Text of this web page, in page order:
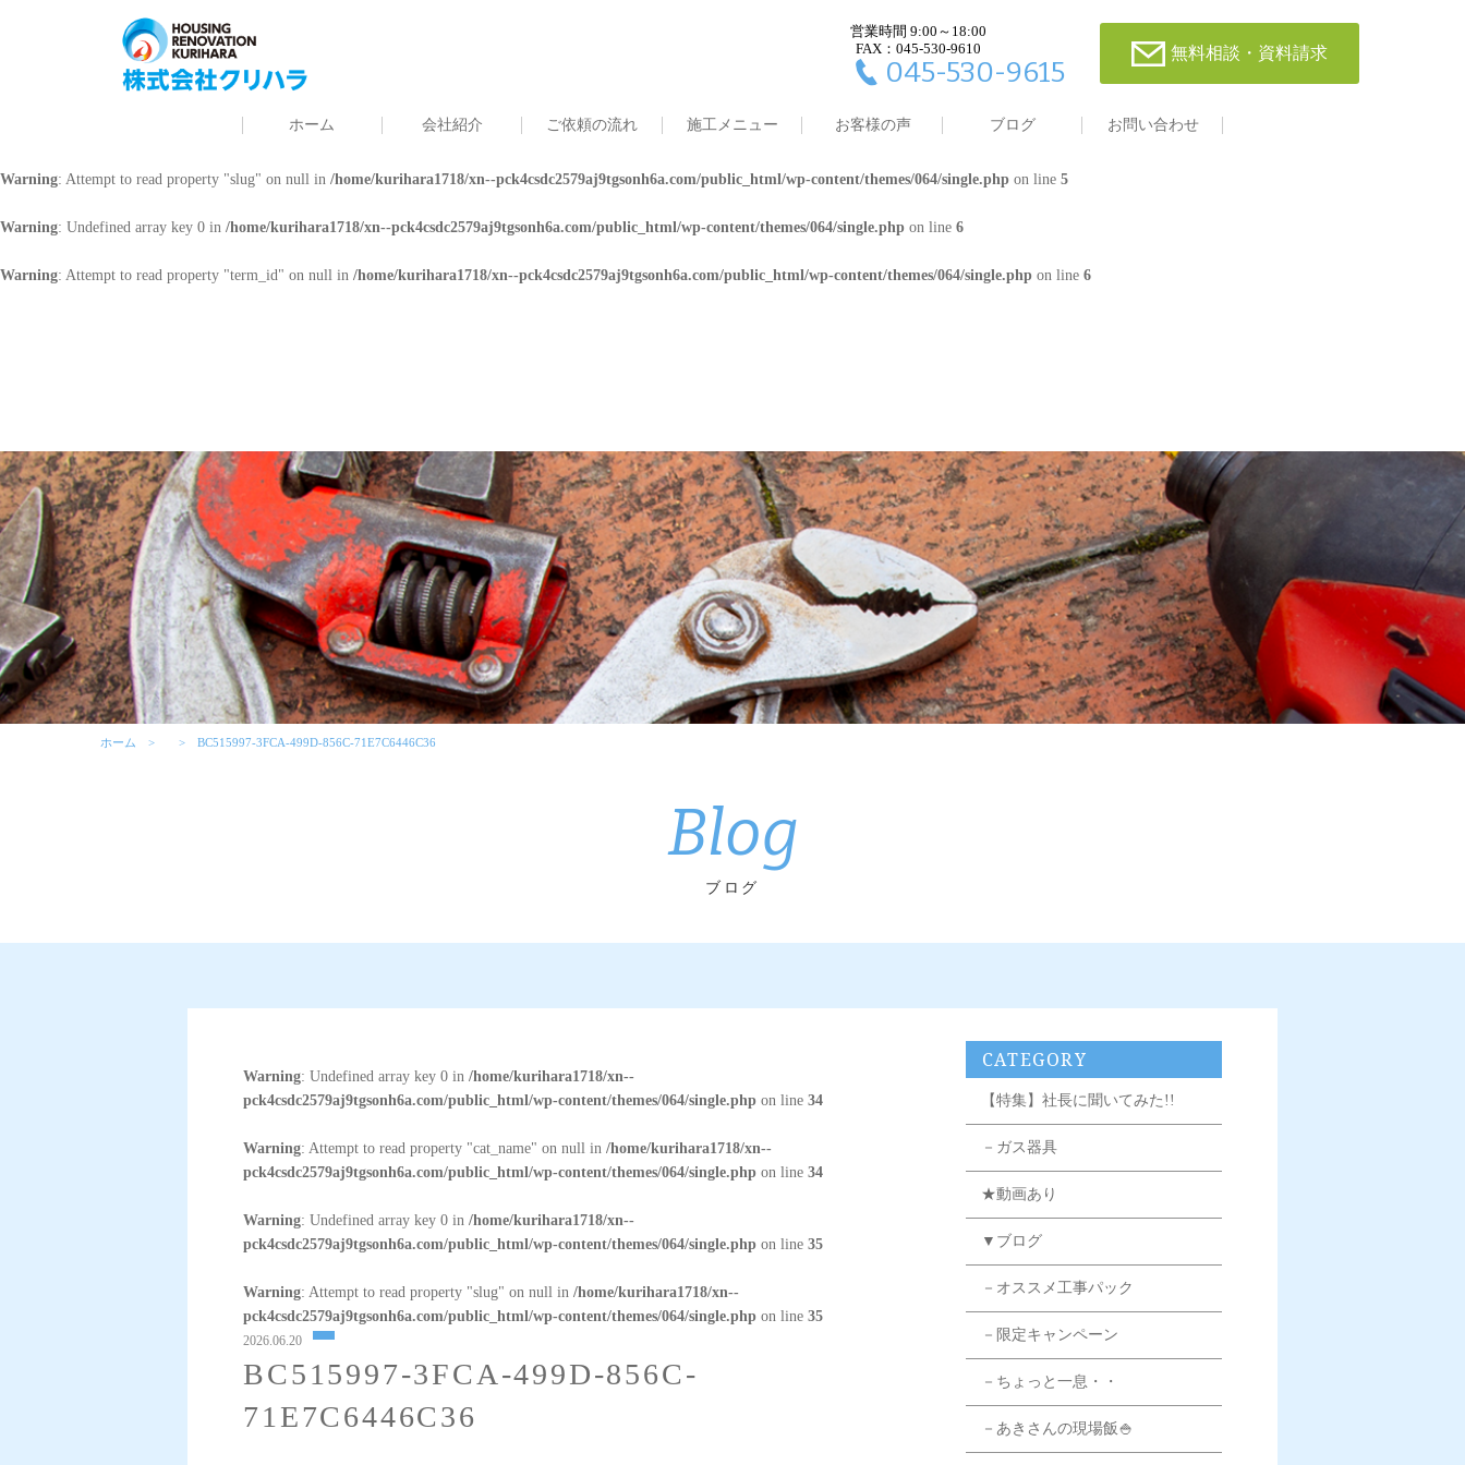
営業時間 9:00～18:00
FAX：045-530-9610
045-530-9615
無料相談・資料請求
ホーム 会社紹介 ご依頼の流れ 施工メニュー お客様の声 ブログ お問い合わせ
: Undefined array key 0 in/home/kurihara1718/xn--pck4csdc2579aj9tgsonh6a.com/public_html/wp-content/themes/064/single.phpon line4
: Attempt to read property "cat_name" on null in /home/kurihara1718/xn--pck4csdc2579aj9tgsonh6a.com/public_html/wp-content/themes/064/single.phpon line 4
/home/kurihara1718/xn--pck4csdc2579aj9tgsonh6a.com/public_html/wp-content/themes/064/single.phpon line
Warning: Attempt to read property "slug" on null in /home/kurihara1718/xn--pck4csdc2579aj9tgsonh6a.com/public_html/wp-content/themes/064/single.php on line 5
Warning: Undefined array key 0 in /home/kurihara1718/xn--pck4csdc2579aj9tgsonh6a.com/public_html/wp-content/themes/064/single.php on line 6
Warning: Attempt to read property "term_id" on null in /home/kurihara1718/xn--pck4csdc2579aj9tgsonh6a.com/public_html/wp-content/themes/064/single.php on line 6
ホーム BC515997-3FCA-499D-856C-71E7C6446C36
Blog
ブログ
Warning: Undefined array key 0 in/home/kurihara1718/xn--
pck4csdc2579aj9tgsonh6a.com/public_html/wp-content/themes/064/single.php on line34
Warning: Attempt to read property "cat_name" on null in/home/kurihara1718/xn--
pck4csdc2579aj9tgsonh6a.com/public_html/wp-content/themes/064/single.php on line34
Warning: Undefined array key 0 in/home/kurihara1718/xn--
pck4csdc2579aj9tgsonh6a.com/public_html/wp-content/themes/064/single.php on line35
Warning: Attempt to read property "slug" on null in/home/kurihara1718/xn--
pck4csdc2579aj9tgsonh6a.com/public_html/wp-content/themes/064/single.php on line35
2026.06.20
BC515997-3FCA-499D-856C-
71E7C6446C36
CATEGORY
【特集】社長に聞いてみた!!
－ガス器具
★動画あり
▼ブログ
－オススメ工事パック
－限定キャンペーン
－ちょっと一息・・
－あきさんの現場飯🍚